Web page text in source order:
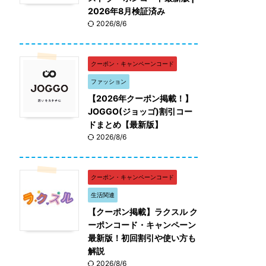
2026年8月検証済み
2026/8/6
クーポン・キャンペーンコード
ファッション
【2026年クーポン掲載！】
JOGGO(ジョッゴ)割引コー
ドまとめ【最新版】
2026/8/6
クーポン・キャンペーンコード
生活関連
【クーポン掲載】ラクスル ク
ーポンコード・キャンペーン
最新版！初回割引や使い方も
解説
2026/8/6